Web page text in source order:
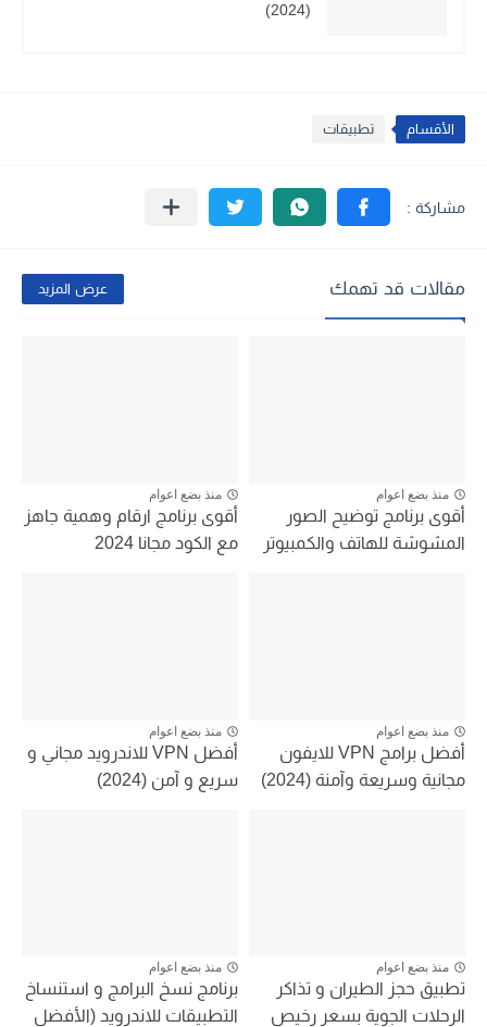
(2024)
الأقسام تطبيقات
مقالات قد تهمك عرض المزيد
منذ بضع اعوام
أقوى برنامج توضيح الصور
المشوشة للهاتف والكمبيوتر
منذ بضع اعوام
أقوى برنامج ارقام وهمية جاهز
مع الكود مجانا 2024
منذ بضع اعوام
أفضل برامج VPN للايفون
مجانية وسريعة وآمنة (2024)
منذ بضع اعوام
أفضل VPN للاندرويد مجاني و
سريع و آمن (2024)
منذ بضع اعوام
تطبيق حجز الطيران و تذاكر
الرحلات الجوية بسعر رخيص
منذ بضع اعوام
برنامج نسخ البرامج و استنساخ
التطبيقات للاندرويد (الأفضل